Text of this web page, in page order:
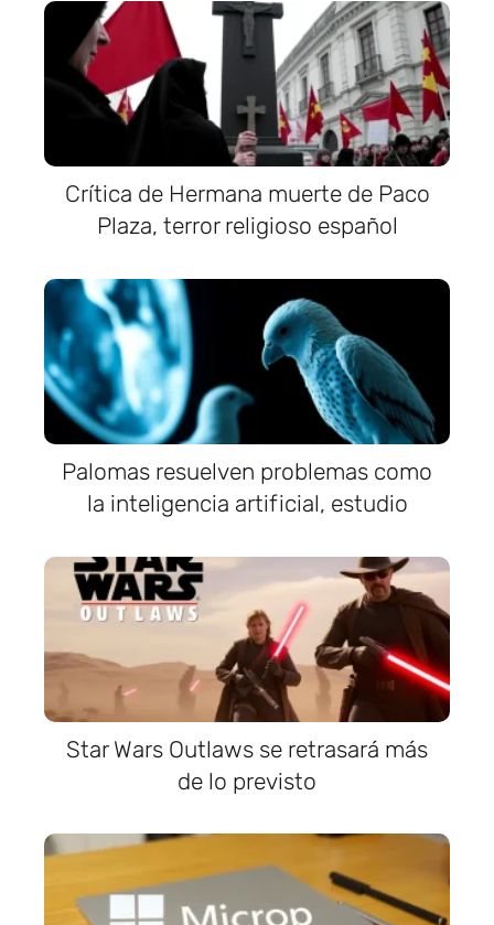
Crítica de Hermana muerte de Paco
Plaza, terror religioso español
Palomas resuelven problemas como
la inteligencia artificial, estudio
Star Wars Outlaws se retrasará más
de lo previsto